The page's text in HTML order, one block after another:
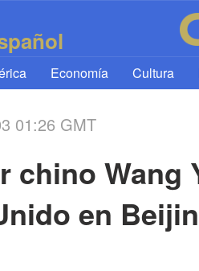
Economía Cultura
01:26 GMT
chino Wang
en